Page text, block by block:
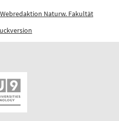
Webredaktion Naturw. Fakultät